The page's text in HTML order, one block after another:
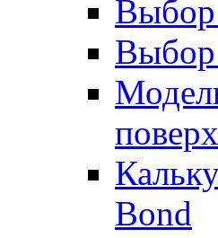
Выбор
Выбор
Bond